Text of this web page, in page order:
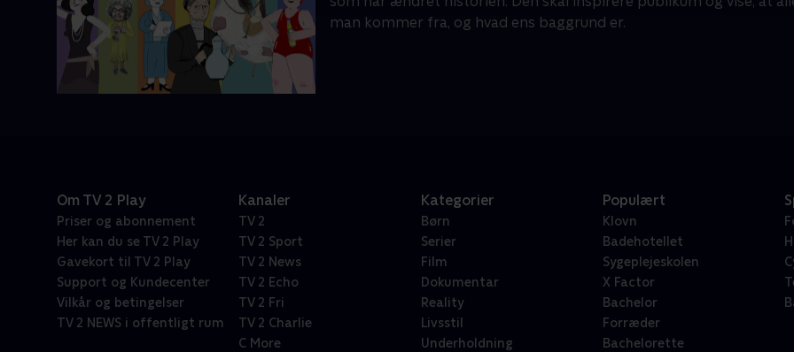
man kommer fra, og hvad ens baggrund er.
Om TV 2 Play
Priser og abonnement
Her kan du se TV 2 Play
Gavekort til TV 2 Play
Support og Kundecenter
Vilkår og betingelser
TV 2 NEWS i offentligt rum
Kanaler
TV 2
TV 2 Sport
TV 2 News
TV 2 Echo
TV 2 Fri
TV 2 Charlie
C More
Kategorier
Børn
Serier
Film
Dokumentar
Reality
Livsstil
Underholdning
Populært
Klovn
Badehotellet
Sygeplejeskolen
X Factor
Bachelor
Forræder
Bachelorette